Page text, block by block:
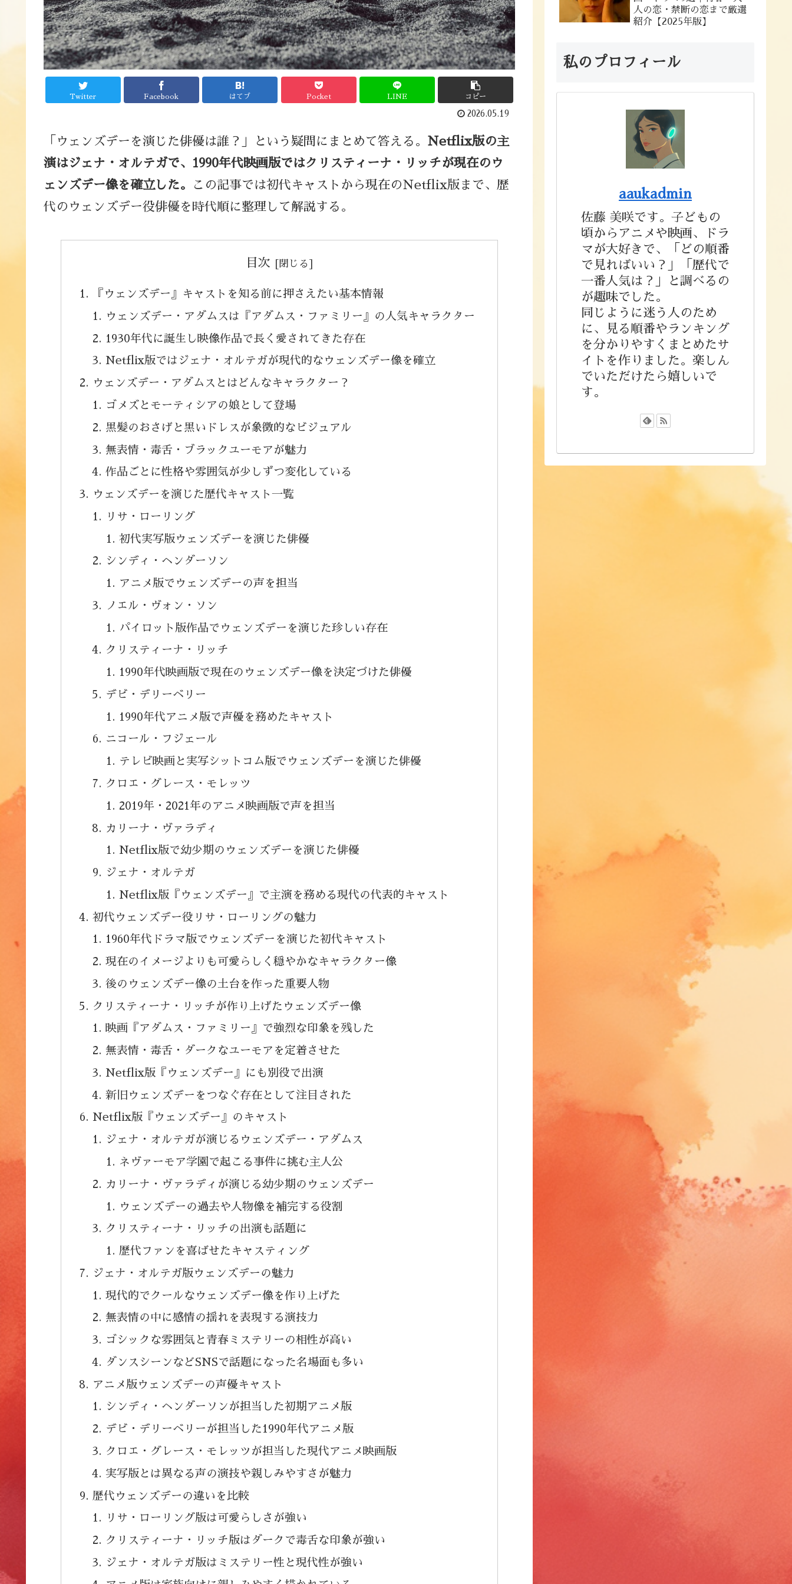
Twitter Facebook はてブ Pocket LINE コピー
2026.05.19
「ウェンズデーを演じた俳優は誰？」という疑問にまとめて答える。 Netflix版の主
演はジェナ・オルテガで、1990年代映画版ではクリスティーナ・リッチが現在のウ
ェンズデー像を確立した。
この記事では初代キャストから現在のNetflix版まで、歴
代のウェンズデー役俳優を時代順に整理して解説する。
目次
『ウェンズデー』キャストを知る前に押さえたい基本情報
ウェンズデー・アダムスは『アダムス・ファミリー』の人気キャラクター
1930年代に誕生し映像作品で長く愛されてきた存在
Netflix版ではジェナ・オルテガが現代的なウェンズデー像を確立
ウェンズデー・アダムスとはどんなキャラクター？
ゴメズとモーティシアの娘として登場
黒髪のおさげと黒いドレスが象徴的なビジュアル
無表情・毒舌・ブラックユーモアが魅力
作品ごとに性格や雰囲気が少しずつ変化している
ウェンズデーを演じた歴代キャスト一覧
リサ・ローリング
初代実写版ウェンズデーを演じた俳優
シンディ・ヘンダーソン
アニメ版でウェンズデーの声を担当
ノエル・ヴォン・ソン
パイロット版作品でウェンズデーを演じた珍しい存在
クリスティーナ・リッチ
1990年代映画版で現在のウェンズデー像を決定づけた俳優
デビ・デリーベリー
1990年代アニメ版で声優を務めたキャスト
ニコール・フジェール
テレビ映画と実写シットコム版でウェンズデーを演じた俳優
クロエ・グレース・モレッツ
2019年・2021年のアニメ映画版で声を担当
カリーナ・ヴァラディ
Netflix版で幼少期のウェンズデーを演じた俳優
ジェナ・オルテガ
Netflix版『ウェンズデー』で主演を務める現代の代表的キャスト
初代ウェンズデー役リサ・ローリングの魅力
1960年代ドラマ版でウェンズデーを演じた初代キャスト
現在のイメージよりも可愛らしく穏やかなキャラクター像
後のウェンズデー像の土台を作った重要人物
クリスティーナ・リッチが作り上げたウェンズデー像
映画『アダムス・ファミリー』で強烈な印象を残した
無表情・毒舌・ダークなユーモアを定着させた
Netflix版『ウェンズデー』にも別役で出演
新旧ウェンズデーをつなぐ存在として注目された
Netflix版『ウェンズデー』のキャスト
ジェナ・オルテガが演じるウェンズデー・アダムス
ネヴァーモア学園で起こる事件に挑む主人公
カリーナ・ヴァラディが演じる幼少期のウェンズデー
ウェンズデーの過去や人物像を補完する役割
クリスティーナ・リッチの出演も話題に
歴代ファンを喜ばせたキャスティング
ジェナ・オルテガ版ウェンズデーの魅力
現代的でクールなウェンズデー像を作り上げた
無表情の中に感情の揺れを表現する演技力
ゴシックな雰囲気と青春ミステリーの相性が高い
ダンスシーンなどSNSで話題になった名場面も多い
アニメ版ウェンズデーの声優キャスト
シンディ・ヘンダーソンが担当した初期アニメ版
デビ・デリーベリーが担当した1990年代アニメ版
クロエ・グレース・モレッツが担当した現代アニメ映画版
実写版とは異なる声の演技や親しみやすさが魅力
歴代ウェンズデーの違いを比較
リサ・ローリング版は可愛らしさが強い
クリスティーナ・リッチ版はダークで毒舌な印象が強い
ジェナ・オルテガ版はミステリー性と現代性が強い
人の恋・禁断の恋まで厳選
紹介【2025年版】
私のプロフィール
aaukadmin
佐藤 美咲です。子どもの
頃からアニメや映画、ドラ
マが大好きで、「どの順番
で見ればいい？」「歴代で
一番人気は？」と調べるの
が趣味でした。
同じように迷う人のため
に、見る順番やランキング
を分かりやすくまとめたサ
イトを作りました。楽しん
でいただけたら嬉しいで
す。